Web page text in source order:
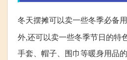
冬天摆摊可以卖一些冬季必备
外,还可以卖一些冬季节日的特
手套、帽子、围巾等暖身用品